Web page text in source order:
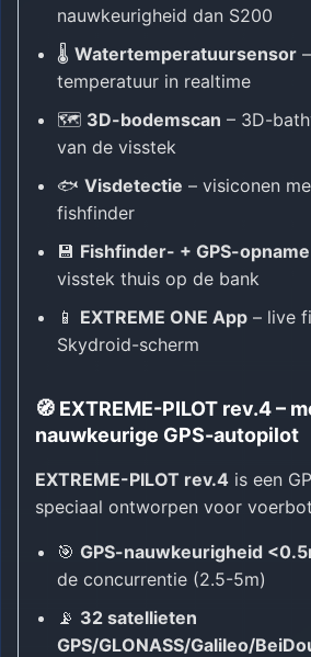
nauwkeurigheid dan S200
🌡️ Watertemperatuursensor
temperatuur in realtime
🗺️ 3D-bodemscan – 3D-
van de visstek
🐟 Visdetectie – visiconen
fishfinder
💾 Fishfinder- + GPS-opname
visstek thuis op de bank
📱 EXTREME ONE App – live
Skydroid-scherm
🧭 EXTREME-PILOT rev.4 –
nauwkeurige GPS-autopilot
EXTREME-PILOT rev.4 is een
speciaal ontworpen voor
🎯 GPS-nauwkeurigheid
de concurrentie (2.5-5m)
📡 32 satellieten
GPS/GLONASS/Galileo/